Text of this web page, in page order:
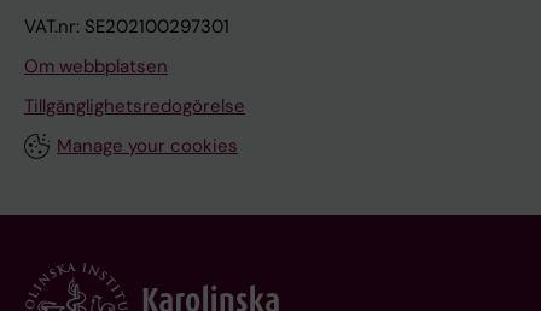
VAT.nr: SE202100297301
Om webbplatsen
Tillgänglighetsredogörelse
Manage your cookies